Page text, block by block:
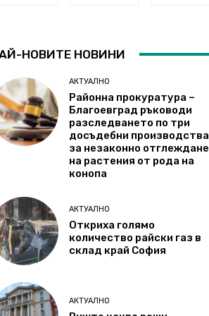
НОВИТЕ НОВИНИ
АКТУАЛНО
Районна прокуратура –
Благоевград ръководи
разследването по три
досъдебни производства
за незаконно отглеждане
на растения от рода на
конопа
АКТУАЛНО
Откриха голямо
количество райски газ в
склад край София
АКТУАЛНО